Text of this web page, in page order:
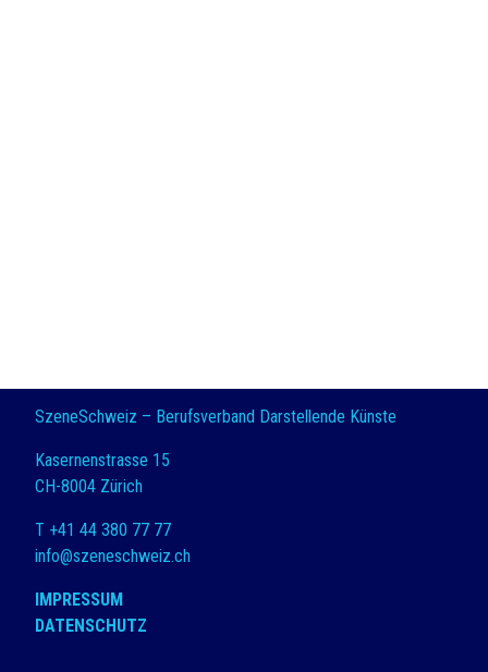
SzeneSchweiz – Berufsverband Darstellende Künste
Kasernenstrasse 15
CH-8004 Zürich
T +41 44 380 77 77
info@szeneschweiz.ch
IMPRESSUM
DATENSCHUTZ